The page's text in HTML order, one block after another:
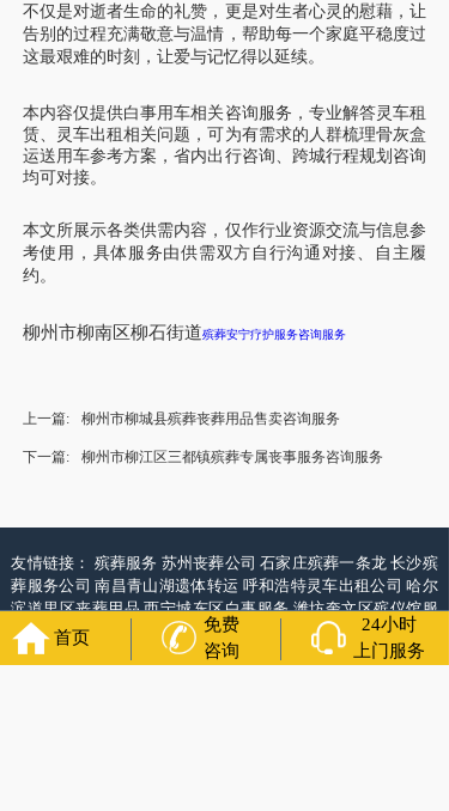
不仅是对逝者生命的礼赞，更是对生者心灵的慰藉，让
告别的过程充满敬意与温情，帮助每一个家庭平稳度过
这最艰难的时刻，让爱与记忆得以延续。
本内容仅提供白事用车相关咨询服务，专业解答灵车租
赁、灵车出租相关问题，可为有需求的人群梳理骨灰盒
运送用车参考方案，省内出行咨询、跨城行程规划咨询
均可对接。
本文所展示各类供需内容，仅作行业资源交流与信息参
考使用，具体服务由供需双方自行沟通对接、自主履
约。
柳州市柳南区柳石街道殡葬安宁疗护服务咨询服务
上一篇: 柳州市柳城县殡葬丧葬用品售卖咨询服务
下一篇: 柳州市柳江区三都镇殡葬专属丧事服务咨询服务
友情链接： 殡葬服务 苏州丧葬公司石家庄殡葬一条龙长沙殡
葬服务公司南昌青山湖遗体转运 呼和浩特灵车出租公司哈尔
滨道里区丧葬用品西宁城东区白事服务潍坊奎文区殡仪馆服
务 乳山寿衣店铺 杭州上城区灵堂布置 沈阳浑南区殡葬平台
国墓地网
中国非急救转运网网站建设 中国殡葬一条龙网中国
首页
免费
咨询
24小时
上门服务